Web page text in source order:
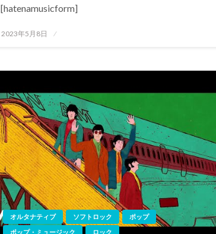
[hatenamusicform]
投
2023年5月8日
オルタナティブ ソフトロック
ポップ
ポップ・ミュージック
ロック